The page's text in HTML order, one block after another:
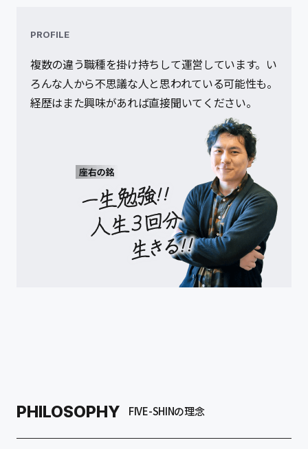
PROFILE
複数の違う職種を掛け持ちして運営しています。 い
ろんな人から不思議な人と思われている可能性も。
経歴はまた興味があれば直接聞いてください。
PHILOSOPHY FIVE-SHINの理念